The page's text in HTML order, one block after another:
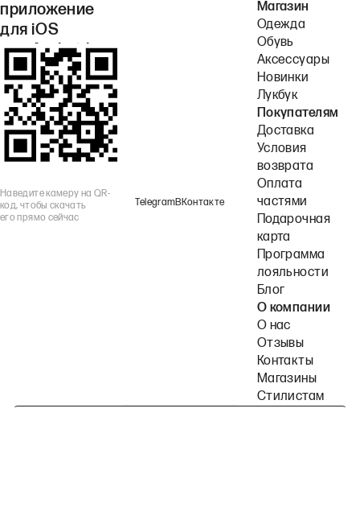
приложение
для iOS
или Android.
Наведите камеру на QR-
код, чтобы скачать
его прямо сейчас
TelegramВКонтакте
Магазин
Одежда
Обувь
Аксессуары
Новинки
Лукбук
Покупателям
Доставка
Условия
возврата
Оплата
частями
Подарочная
карта
Программа
лояльности
Блог
О компании
О нас
Отзывы
Контакты
Магазины
Стилистам